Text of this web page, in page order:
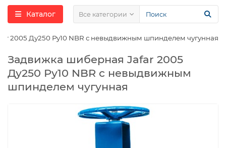
Каталог Все категории
2005 Ду250 Ру10 NBR с невыдвижным шпинделем чугунная
Задвижка шиберная Jafar 2005
Ду250 Ру10 NBR с невыдвижным
шпинделем чугунная